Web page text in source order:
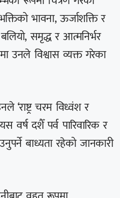
भावना, ऊर्जाशक्ति र
समृद्ध र आत्मनिर्भर
उनले विश्वास व्यक्त गरेका
‘राष्ट्र चरम विध्वंश र
वर्ष दशैँ पर्व पारिवारिक र
बाध्यता रहेको जानकारी